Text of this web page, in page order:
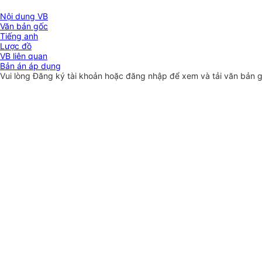
Nội dung VB
Văn bản gốc
Tiếng anh
Lược đồ
VB liên quan
Bản án áp dụng
Vui lòngĐăng ký tài khoản hoặc đăng nhập để xem và tải văn bản